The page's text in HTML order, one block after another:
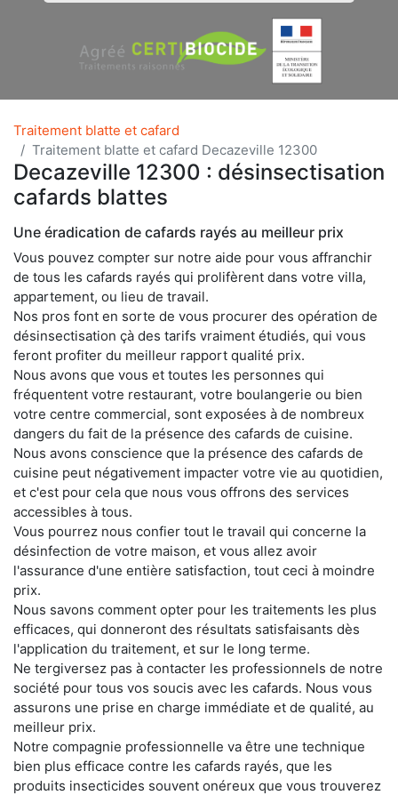
Traitement blatte et cafard
Traitement blatte et cafard Decazeville 12300
Decazeville 12300 : désinsectisation
cafards blattes
Une éradication de cafards rayés au meilleur prix
Vous pouvez compter sur notre aide pour vous affranchir
de tous les cafards rayés qui prolifèrent dans votre villa,
appartement, ou lieu de travail.
Nos pros font en sorte de vous procurer des opération de
désinsectisation çà des tarifs vraiment étudiés, qui vous
feront profiter du meilleur rapport qualité prix.
Nous avons que vous et toutes les personnes qui
fréquentent votre restaurant, votre boulangerie ou bien
votre centre commercial, sont exposées à de nombreux
dangers du fait de la présence des cafards de cuisine.
Nous avons conscience que la présence des cafards de
cuisine peut négativement impacter votre vie au quotidien,
et c'est pour cela que nous vous offrons des services
accessibles à tous.
Vous pourrez nous confier tout le travail qui concerne la
désinfection de votre maison, et vous allez avoir
l'assurance d'une entière satisfaction, tout ceci à moindre
prix.
Nous savons comment opter pour les traitements les plus
efficaces, qui donneront des résultats satisfaisants dès
l'application du traitement, et sur le long terme.
Ne tergiversez pas à contacter les professionnels de notre
société pour tous vos soucis avec les cafards. Nous vous
assurons une prise en charge immédiate et de qualité, au
meilleur prix.
Notre compagnie professionnelle va être une technique
bien plus efficace contre les cafards rayés, que les
produits insecticides souvent onéreux que vous trouverez